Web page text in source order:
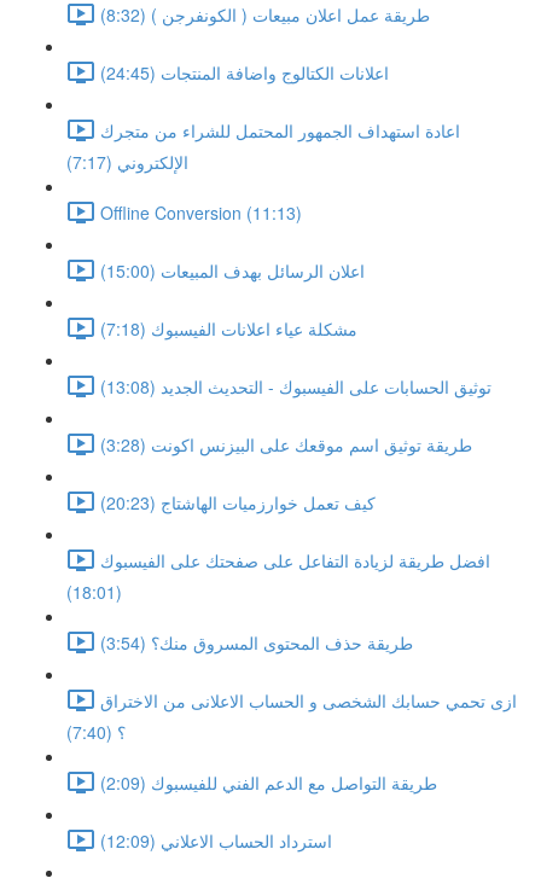
طريقة عمل اعلان مبيعات ( الكونفرجن ) (8:32)
اعلانات الكتالوج واضافة المنتجات (24:45)
اعادة استهداف الجمهور المحتمل للشراء من متجرك
الإلكتروني (7:17)
Offline Conversion (11:13)
اعلان الرسائل بهدف المبيعات (15:00)
مشكلة عياء اعلانات الفيسبوك (7:18)
توثيق الحسابات على الفيسبوك - التحديث الجديد (13:08)
طريقة توثيق اسم موقعك على البيزنس اكونت (3:28)
كيف تعمل خوارزميات الهاشتاج (20:23)
افضل طريقة لزيادة التفاعل على صفحتك على الفيسبوك
(18:01)
طريقة حذف المحتوى المسروق منك؟ (3:54)
ازى تحمي حسابك الشخصى و الحساب الاعلانى من الاختراق
؟ (7:40)
طريقة التواصل مع الدعم الفني للفيسبوك (2:09)
استرداد الحساب الاعلاني (12:09)